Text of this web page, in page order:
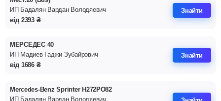
ИП Бадалян Вардан Володяевич
від 2393 ₴
Знайти
МЕРСЕДЕС 40
ИП Мадиев Гаджи Зубайрович
від 1686 ₴
Знайти
Mercedes-Benz Sprinter Н272РО82
ИП Бадалян Вардан Володяевич